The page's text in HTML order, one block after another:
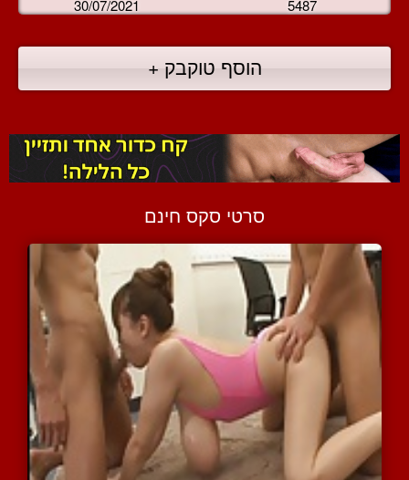
30/07/2021 5487
הוסף טוקבק +
סרטי סקס חינם